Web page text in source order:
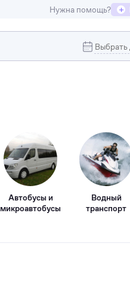
Нужна помощь? +
Автобусы и
микроавтобусы
Водный
транспорт